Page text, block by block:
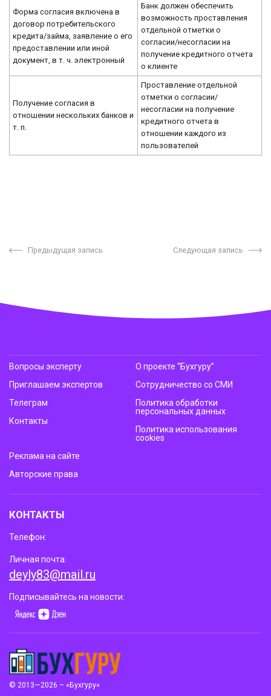
Форма согласия включена в
договор потребительского
кредита/займа, заявление о его
предоставлении или иной
документ, в т. ч. электронный
Банк должен обеспечить
возможность проставления
отдельной отметки о
согласии/несогласии на
получение кредитного отчета
о клиенте
Получение согласия в
отношении нескольких банков и
т. п.
Проставление отдельной
отметки о согласии/
несогласии на получение
кредитного отчета в
отношении каждого из
пользователей
Предыдущая запись Следующая запись
© 2013—2026 – «Бухгуру»
Вопросы эксперту
Приглашаем экспертов
Телеграм
Контакты
О проекте “Бухгуру”
Сотрудничество со СМИ
Политика обработки
персональных данных
Политика использования
cookies
Реклама на сайте
Авторские права
КОНТАКТЫ
Телефон:
Личная почта:
deyly83@mail.ru
Подписывайтесь на новости: